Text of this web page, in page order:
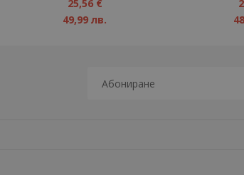
25,56 €
49,99 лв.